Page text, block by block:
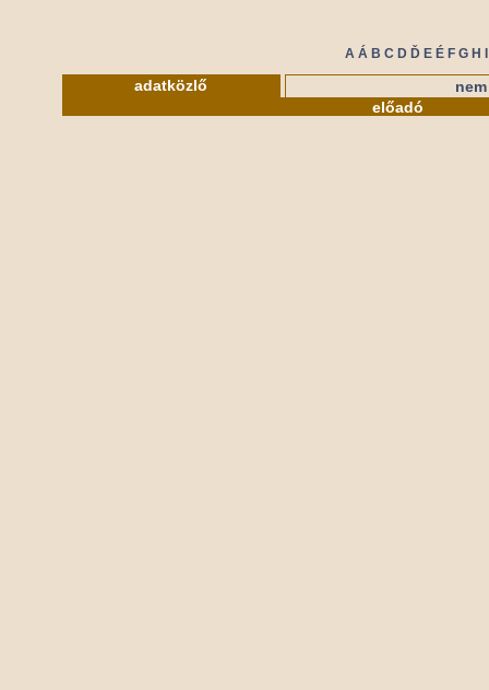
A Á B C D Ď E É F G H
adatközlő
előadó